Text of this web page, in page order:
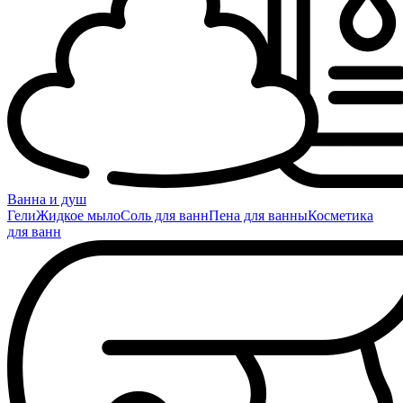
Ванна и душ
ГелиЖидкое мылоСоль для ваннПена для ванныКосметика
для ванн